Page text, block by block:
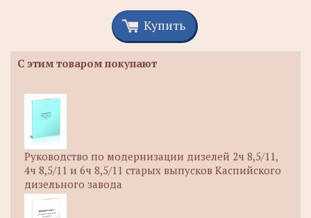
Купить
С этим товаром покупают
Руководство по модернизации дизелей 2ч 8,5/11,
4ч 8,5/11 и 6ч 8,5/11 старых выпусков Каспийского
дизельного завода